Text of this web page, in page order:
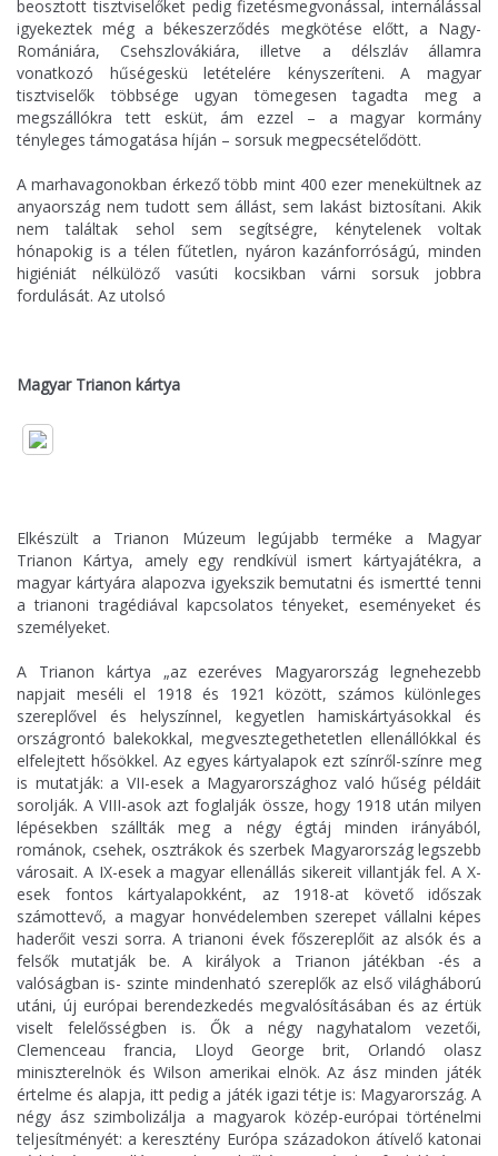
beosztott tisztviselőket pedig fizetésmegvonással, internálással
igyekeztek még a békeszerződés megkötése előtt, a Nagy-
Romániára, Csehszlovákiára, illetve a délszláv államra
vonatkozó hűségeskü letételére kényszeríteni. A magyar
tisztviselők többsége ugyan tömegesen tagadta meg a
megszállókra tett esküt, ám ezzel – a magyar kormány
tényleges támogatása híján – sorsuk megpecsételődött.
A marhavagonokban érkező több mint 400 ezer menekültnek az
anyaország nem tudott sem állást, sem lakást biztosítani. Akik
nem találtak sehol sem segítségre, kénytelenek voltak
hónapokig is a télen fűtetlen, nyáron kazánforróságú, minden
higiéniát nélkülöző vasúti kocsikban várni sorsuk jobbra
fordulását. Az utolsó
Magyar Trianon kártya
Elkészült a Trianon Múzeum legújabb terméke a Magyar
Trianon Kártya, amely egy rendkívül ismert kártyajátékra, a
magyar kártyára alapozva igyekszik bemutatni és ismertté tenni
a trianoni tragédiával kapcsolatos tényeket, eseményeket és
személyeket.
A Trianon kártya „az ezeréves Magyarország legnehezebb
napjait meséli el 1918 és 1921 között, számos különleges
szereplővel és helyszínnel, kegyetlen hamiskártyásokkal és
országrontó balekokkal, megvesztegethetetlen ellenállókkal és
elfelejtett hősökkel. Az egyes kártyalapok ezt színről-színre meg
is mutatják: a VII-esek a Magyarországhoz való hűség példáit
sorolják. A VIII-asok azt foglalják össze, hogy 1918 után milyen
lépésekben szállták meg a négy égtáj minden irányából,
románok, csehek, osztrákok és szerbek Magyarország legszebb
városait. A IX-esek a magyar ellenállás sikereit villantják fel. A X-
esek fontos kártyalapokként, az 1918-at követő időszak
számottevő, a magyar honvédelemben szerepet vállalni képes
haderőit veszi sorra. A trianoni évek főszereplőit az alsók és a
felsők mutatják be. A királyok a Trianon játékban -és a
valóságban is- szinte mindenható szereplők az első világháború
utáni, új európai berendezkedés megvalósításában és az értük
viselt felelősségben is. Ők a négy nagyhatalom vezetői,
Clemenceau francia, Lloyd George brit, Orlandó olasz
miniszterelnök és Wilson amerikai elnök. Az ász minden játék
értelme és alapja, itt pedig a játék igazi tétje is: Magyarország. A
négy ász szimbolizálja a magyarok közép-európai történelmi
teljesítményét: a keresztény Európa századokon átívelő katonai